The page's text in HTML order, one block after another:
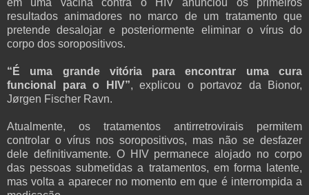
em uma vacina contra o HIV anunciou os primeiros
resultados animadores no marco de um tratamento que
pretende desalojar e posteriormente eliminar o vírus do
corpo dos soropositivos.
“É uma grande vitória para encontrar uma cura
funcional para o HIV”, explicou o porta­voz da Bionor,
Jørgen Fischer Ravn.
Atualmente, os tratamentos antirretrovirais permitem
controlar o vírus nos soropositivos, mas não se desfazer
dele definitivamente. O HIV permanece alojado no corpo
das pessoas submetidas a tratamentos, em forma latente,
mas volta a aparecer no momento em que é interrompida a